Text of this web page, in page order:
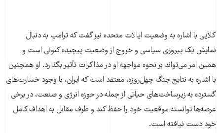
کلایی با اشاره به وضعیت ایالات متحده نیز گفت که ترامپ به دنبال
نمایش یک پیروزی سیاسی و خروج از وضعیت پیچیده کنونی است و
همین امر می‌تواند بر نحوه مواجهه او در مذاکرات تأثیر بگذارد. او همچنین
با اشاره به نتایج جنگ چهل‌روزه، معتقد است که ایران، با وجود خسارت‌های
گسترده به زیرساخت‌های حیاتی از جمله در حوزه انرژی و صنعت، در برخی
عرصه‌ها توانسته موقعیت خود را حفظ کند و طرف مقابل به اهداف کامل
خود دست نیافته است.